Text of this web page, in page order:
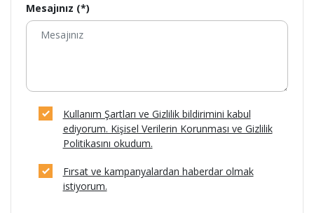
Mesajınız (*)
Kullanım Şartları ve Gizlilik bildirimini kabul
ediyorum. Kişisel Verilerin Korunması ve Gizlilik
Politikasını okudum.
Fırsat ve kampanyalardan haberdar olmak
istiyorum.